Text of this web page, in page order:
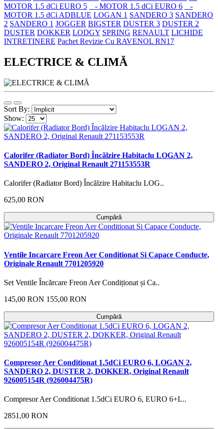
MOTOR 1.5 dCi EURO 5
- MOTOR 1.5 dCi EURO 6
-
MOTOR 1.5 dCi ADBLUE LOGAN 1 SANDERO 3 SANDERO
2 SANDERO 1 JOGGER BIGSTER DUSTER 3 DUSTER 2
DUSTER DOKKER LODGY SPRING RENAULT LICHIDE
INTRETINERE Pachet Revizie Cu RAVENOL RN17
ELECTRICE & CLIMĂ
Sort By:
Show:
Calorifer (Radiator Bord) Încălzire Habitaclu LOGAN 2,
SANDERO 2, Original Renault 271153553R
Calorifer (Radiator Bord) Încălzire Habitaclu LOG..
625,00 RON
Cumpără
Ventile Incarcare Freon Aer Conditionat Si Capace Conducte,
Originale Renault 7701205920
Set Ventile Încărcare Freon Aer Condiționat și Ca..
145,00 RON 155,00 RON
Cumpără
Compresor Aer Conditionat 1.5dCi EURO 6, LOGAN 2,
SANDERO 2, DUSTER 2, DOKKER, Original Renault
926005154R (926004475R)
Compresor Aer Conditionat 1.5dCi EURO 6, EURO 6+L..
2851,00 RON